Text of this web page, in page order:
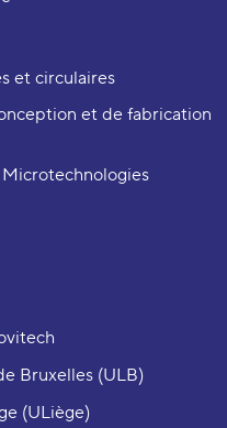
et circulaires
et de fabrication
Bruxelles (ULB)
(ULiège)